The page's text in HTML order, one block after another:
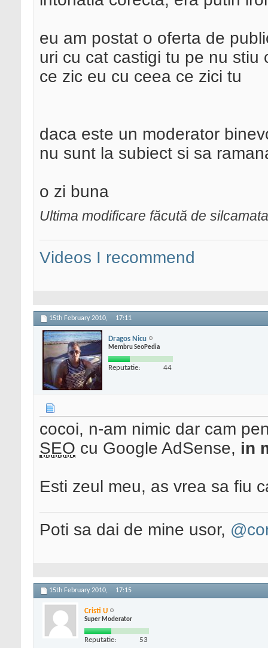
eu am postat o oferta de
uri cu cat castigi tu pe nu
ce zic eu cu ceea ce zici tu
daca este un moderator
nu sunt la subiect si sa
o zi buna
Ultima modificare făcută de
Videos I recommend
15th February 2010, 17:11
Dragos Nicu
Membru SeoPedia
Reputatie: 44
cocoi, n-am nimic dar cam
SEO cu Google AdSense, in
Esti zeul meu, as vrea sa fiu
Poti sa dai de mine usor,
15th February 2010, 17:15
Cristi U
Super Moderator
Reputatie: 53